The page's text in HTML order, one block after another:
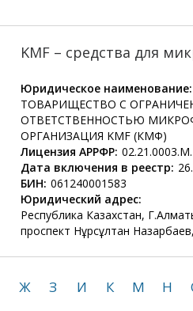
KMF – средства для
Юридическое наименование:
ТОВАРИЩЕСТВО С
ОТВЕТСТВЕННОСТЬЮ
ОРГАНИЗАЦИЯ KMF (КМФ)
Лицензия АРРФР: 02.21.0003.М.
Дата включения в реестр:
БИН: 061240001583
Юридический адрес:
Республика Казахстан,
проспект Нұрсұлтан
Ж З И К М Н